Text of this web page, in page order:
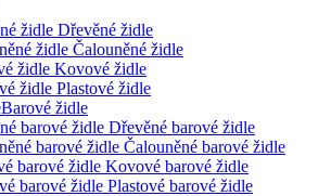
Dřevěné židle
Čalouněné židle
Kovové židle
Plastové židle
Barové židle
Dřevěné barové židle
Čalouněné barové židle
Kovové barové židle
Plastové barové židle